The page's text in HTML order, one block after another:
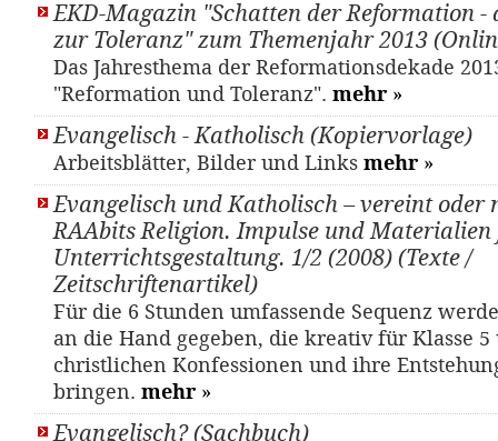
EKD-Magazin "Schatten der Reformation -
zur Toleranz" zum Themenjahr 2013
Das Jahresthema der Reformationsdekade
"Reformation und Toleranz". mehr »
Evangelisch - Katholisch (Kopiervorlage)
Arbeitsblätter, Bilder und Links mehr »
Evangelisch und Katholisch – vereint oder
RAAbits Religion. Impulse und
Unterrichtsgestaltung. 1/2 (2008) (Texte /
Zeitschriftenartikel)
Für die 6 Stunden umfassende Sequenz
an die Hand gegeben, die kreativ für Klasse 5
christlichen Konfessionen und ihre
bringen. mehr »
Evangelisch? (Sachbuch)